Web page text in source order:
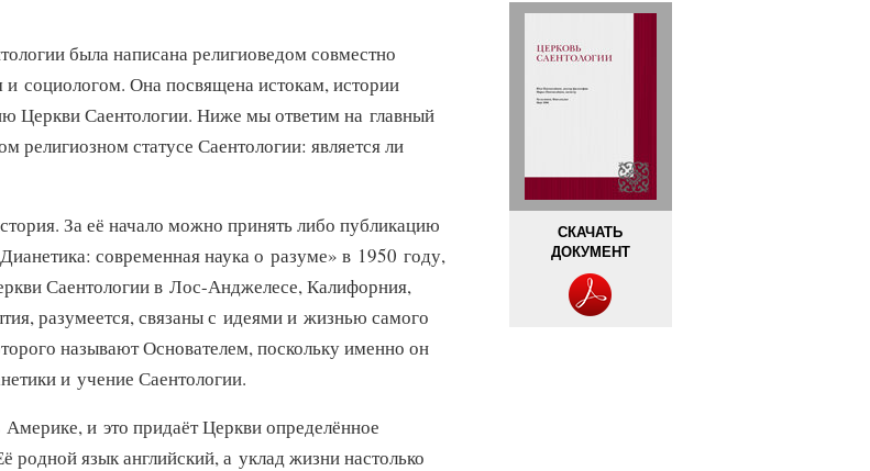
была написана религиоведом совместно
социологом. Она посвящена истокам, истории
Церкви Саентологии. Ниже мы ответим на главный
религиозном статусе Саентологии: является ли
За её начало можно принять либо публикацию
современная наука о разуме» в 1950 году,
Саентологиив Лос-Анджелесе,Калифорния,
разумеется, связаны с идеями и жизнью самого
называют Основателем, поскольку именно он
и учение Саентологии.
Америке, и это придаёт Церкви определённое
родной язык английский, а уклад жизни настолько
СКАЧАТЬ
ДОКУМЕНТ